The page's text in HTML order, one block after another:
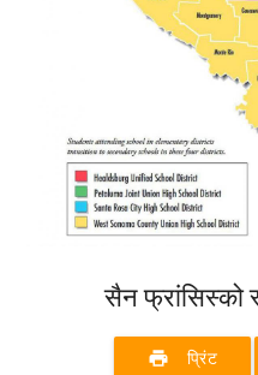
सैन फ्रांसिस्को
print प्रिंट